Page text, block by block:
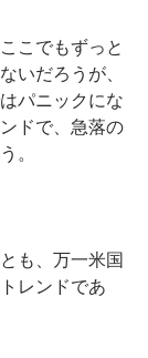
こでもずっと
いだろうが、
パニックにな
ドで、急落の
。
も、万一米国
レンドであ